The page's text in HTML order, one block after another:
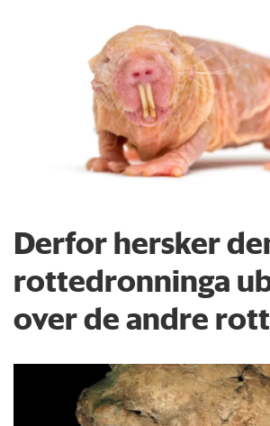
Derfor hersker
rottedronninga
over de andre